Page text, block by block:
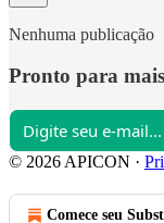
Nenhuma publicação
Pronto para
© 2026 APICON ·
Comece seu